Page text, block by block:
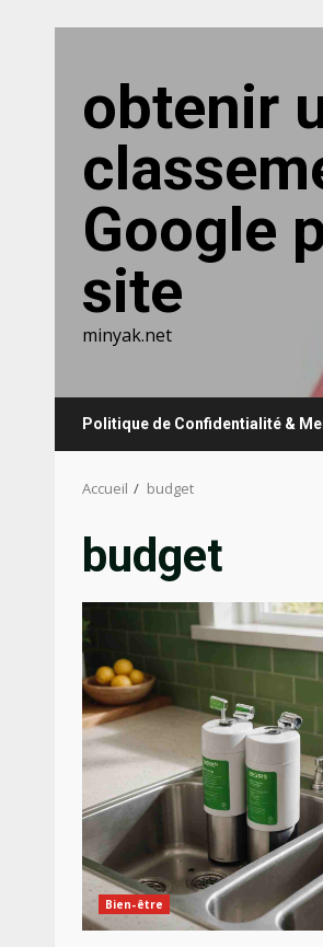
contenu
obtenir
Google
site
minyak.net
Politique de Confidentialité &
Accueil budget
budget
Bien-être